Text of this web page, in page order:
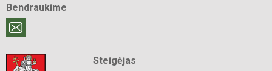
Bendraukime
Steigėjas